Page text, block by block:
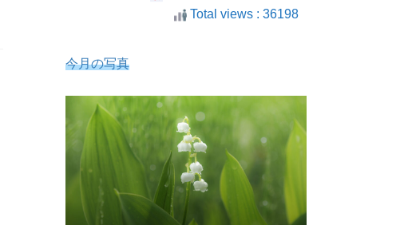
Total views : 36198
今月の写真